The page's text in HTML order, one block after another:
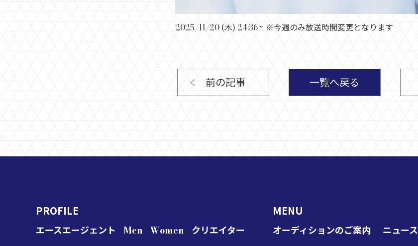
2025/11/20 (木) 24:36~ ※今週のみ放送時間変更となります
前の記事 一覧へ戻る
PROFILE
エースエージェント Men Women クリエイター
MENU
オーディションのご案内 ニュース